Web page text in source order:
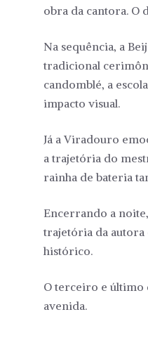
obra da cantora. O
Na sequência, a
tradicional
candomblé, a
impacto visual.
Já a Viradouro
a trajetória do
rainha de bateria
Encerrando a
trajetória da autora
histórico.
O terceiro e último
avenida.